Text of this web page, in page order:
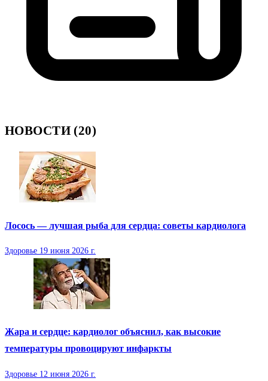
НОВОСТИ (20)
Лосось — лучшая рыба для сердца: советы кардиолога
Здоровье 19 июня 2026 г.
Жара и сердце: кардиолог объяснил, как высокие
температуры провоцируют инфаркты
Здоровье 12 июня 2026 г.